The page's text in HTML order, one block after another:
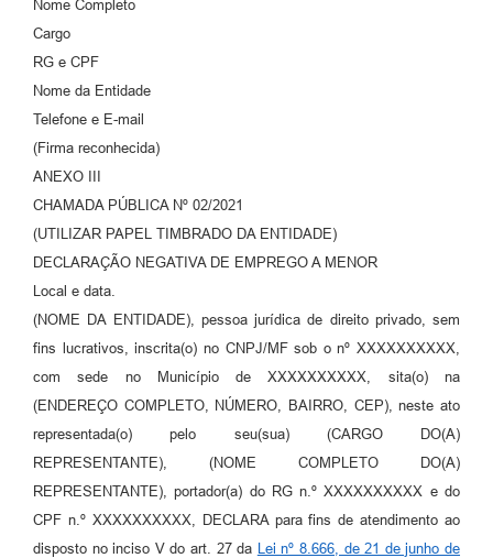
Nome Completo
Cargo
RG e CPF
Nome da Entidade
Telefone e E-mail
(Firma reconhecida)
ANEXO III
CHAMADA PÚBLICA Nº 02/2021
(UTILIZAR PAPEL TIMBRADO DA ENTIDADE)
DECLARAÇÃO NEGATIVA DE EMPREGO A MENOR
Local e data.
(NOME DA ENTIDADE), pessoa jurídica de direito privado, sem
fins lucrativos, inscrita(o) no CNPJ/MF sob o nº XXXXXXXXXX,
com sede no Município de XXXXXXXXXX, sita(o) na
(ENDEREÇO COMPLETO, NÚMERO, BAIRRO, CEP), neste ato
representada(o) pelo seu(sua) (CARGO DO(A)
REPRESENTANTE), (NOME COMPLETO DO(A)
REPRESENTANTE), portador(a) do RG n.º XXXXXXXXXX e do
CPF n.º XXXXXXXXXX, DECLARA para fins de atendimento ao
disposto no inciso V do art. 27 da Lei nº 8.666, de 21 de junho de